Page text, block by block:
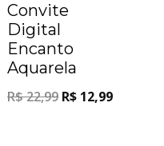
Convite
Digital
Encanto
Aquarela
R$22,99 R$ 12,99